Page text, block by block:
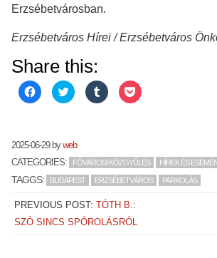
Erzsébetvárosban.
Erzsébetváros Hírei / Erzsébetváros
Share this:
Click
to
share
in
new
window)
Click
to
share
in
new
window)
Click
to
share
window)
Click
to
window)
2025-06-29byweb
CATEGORIES:
FŐVÁROSI KÖZGYŰLÉS HÍREK ÉS
TAGGS: BUDAPEST ERZSÉBETVÁROS PARKOLÁS
PREVIOUS POST:TÓTH B.:
SZÓ SINCS SPÓROLÁSRÓL